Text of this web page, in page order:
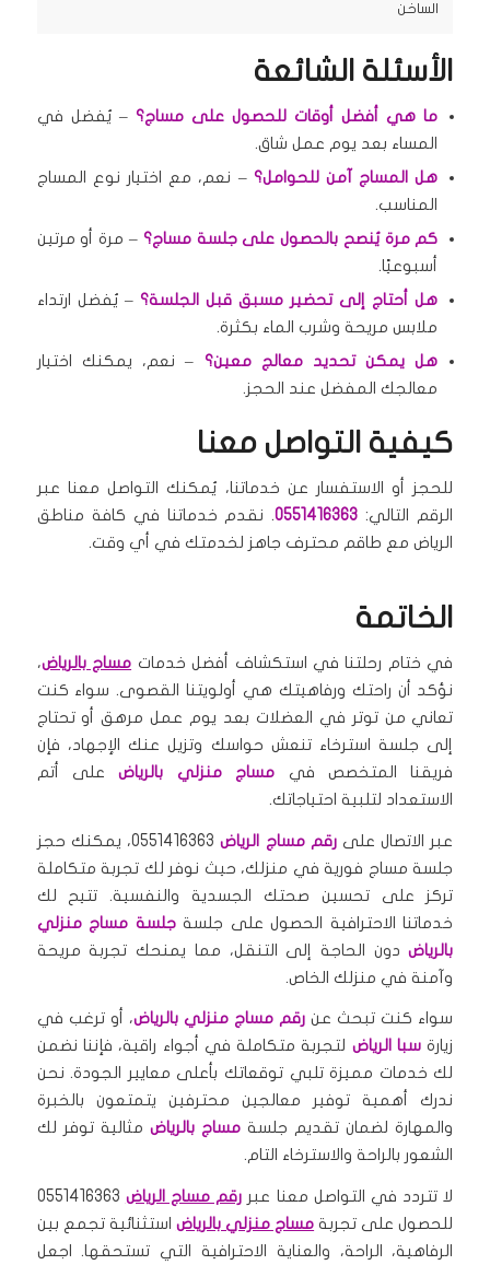
الساخن
الأسئلة الشائعة
ما هي أفضل أوقات للحصول على مساج؟ – يُفضل في
المساء بعد يوم عمل شاق.
هل المساج آمن للحوامل؟ – نعم، مع اختيار نوع المساج
المناسب.
كم مرة يُنصح بالحصول على جلسة مساج؟ – مرة أو مرتين
أسبوعيًا.
هل أحتاج إلى تحضير مسبق قبل الجلسة؟ – يُفضل ارتداء
ملابس مريحة وشرب الماء بكثرة.
هل يمكن تحديد معالج معين؟ – نعم، يمكنك اختيار
معالجك المفضل عند الحجز.
كيفية التواصل معنا
للحجز أو الاستفسار عن خدماتنا، يُمكنك التواصل معنا عبر
الرقم التالي: 0551416363. نقدم خدماتنا في كافة مناطق
الرياض مع طاقم محترف جاهز لخدمتك في أي وقت.
الخاتمة
في ختام رحلتنا في استكشاف أفضل خدمات مساج بالرياض،
نؤكد أن راحتك ورفاهيتك هي أولويتنا القصوى. سواء كنت
تعاني من توتر في العضلات بعد يوم عمل مرهق أو تحتاج
إلى جلسة استرخاء تنعش حواسك وتزيل عنك الإجهاد، فإن
فريقنا المتخصص في مساج منزلي بالرياضعلى أتم
الاستعداد لتلبية احتياجاتك.
عبر الاتصال علىرقم مساج الرياض
0551416363، يمكنك حجز
جلسة مساج فورية في منزلك، حيث نوفر لك تجربة متكاملة
تركز على تحسين صحتك الجسدية والنفسية. تتيح لك
خدماتنا الاحترافية الحصول على جلسةجلسة مساج منزلي
بالرياضدون الحاجة إلى التنقل، مما يمنحك تجربة مريحة
وآمنة في منزلك الخاص.
سواء كنت تبحث عن رقم مساج منزلي بالرياض، أو ترغب في
زيارة سبا الرياض لتجربة متكاملة في أجواء راقية، فإننا نضمن
لك خدمات مميزة تلبي توقعاتك بأعلى معايير الجودة. نحن
ندرك أهمية توفير معالجين محترفين يتمتعون بالخبرة
والمهارة لضمان تقديم جلسة مساج بالرياض مثالية توفر لك
الشعور بالراحة والاسترخاء التام.
لا تتردد في التواصل معنا عبر رقم مساج الرياض 0551416363
للحصول على تجربة مساج منزلي بالرياض استثنائية تجمع بين
الرفاهية، الراحة، والعناية الاحترافية التي تستحقها. اجعل